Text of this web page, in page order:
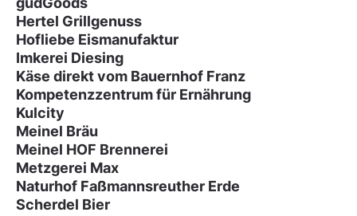
Hertel Grillgenuss
Hofliebe Eismanufaktur
Imkerei Diesing
Käse direkt vom Bauernhof Franz
Kompetenzzentrum für Ernährung
Kulcity
Meinel Bräu
Meinel HOF Brennerei
Metzgerei Max
Naturhof Faßmannsreuther Erde
Scherdel Bier